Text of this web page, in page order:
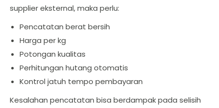
supplier eksternal, maka perlu:
Pencatatan berat bersih
Harga per kg
Potongan kualitas
Perhitungan hutang otomatis
Kontrol jatuh tempo pembayaran
Kesalahan pencatatan bisa berdampak pada selisih